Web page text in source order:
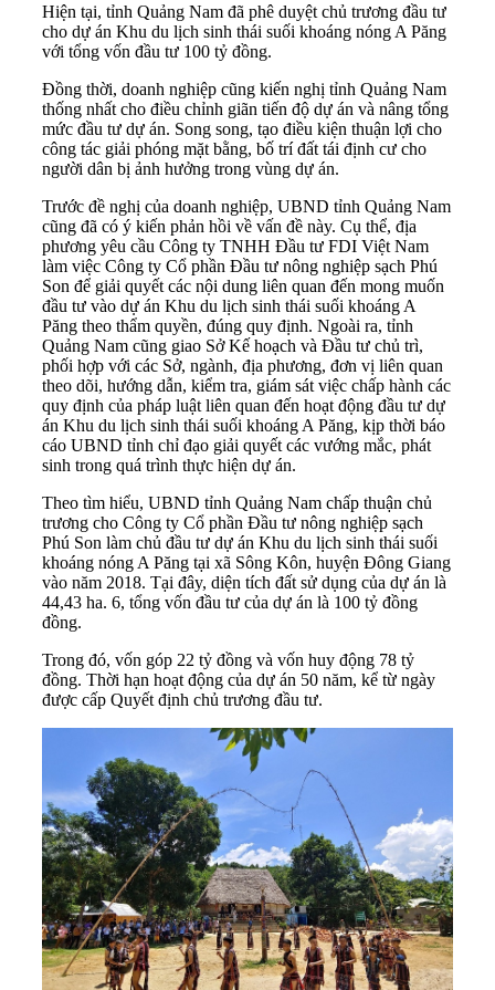
Hiện tại, tỉnh Quảng Nam đã phê duyệt chủ trương đầu tư
cho dự án Khu du lịch sinh thái suối khoáng nóng A Păng
với tổng vốn đầu tư 100 tỷ đồng.
Đồng thời, doanh nghiệp cũng kiến nghị tỉnh Quảng Nam
thống nhất cho điều chỉnh giãn tiến độ dự án và nâng tổng
mức đầu tư dự án. Song song, tạo điều kiện thuận lợi cho
công tác giải phóng mặt bằng, bố trí đất tái định cư cho
người dân bị ảnh hưởng trong vùng dự án.
Trước đề nghị của doanh nghiệp, UBND tỉnh Quảng Nam
cũng đã có ý kiến phản hồi về vấn đề này. Cụ thể, địa
phương yêu cầu Công ty TNHH Đầu tư FDI Việt Nam
làm việc Công ty Cổ phần Đầu tư nông nghiệp sạch Phú
Son để giải quyết các nội dung liên quan đến mong muốn
đầu tư vào dự án Khu du lịch sinh thái suối khoáng A
Păng theo thẩm quyền, đúng quy định. Ngoài ra, tỉnh
Quảng Nam cũng giao Sở Kế hoạch và Đầu tư chủ trì,
phối hợp với các Sở, ngành, địa phương, đơn vị liên quan
theo dõi, hướng dẫn, kiểm tra, giám sát việc chấp hành các
quy định của pháp luật liên quan đến hoạt động đầu tư dự
án Khu du lịch sinh thái suối khoáng A Păng, kịp thời báo
cáo UBND tỉnh chỉ đạo giải quyết các vướng mắc, phát
sinh trong quá trình thực hiện dự án.
Theo tìm hiểu, UBND tỉnh Quảng Nam chấp thuận chủ
trương cho Công ty Cổ phần Đầu tư nông nghiệp sạch
Phú Son làm chủ đầu tư dự án Khu du lịch sinh thái suối
khoáng nóng A Păng tại xã Sông Kôn, huyện Đông Giang
vào năm 2018. Tại đây, diện tích đất sử dụng của dự án là
44,43 ha. 6, tổng vốn đầu tư của dự án là 100 tỷ đồng
đồng.
Trong đó, vốn góp 22 tỷ đồng và vốn huy động 78 tỷ
đồng. Thời hạn hoạt động của dự án 50 năm, kể từ ngày
được cấp Quyết định chủ trương đầu tư.